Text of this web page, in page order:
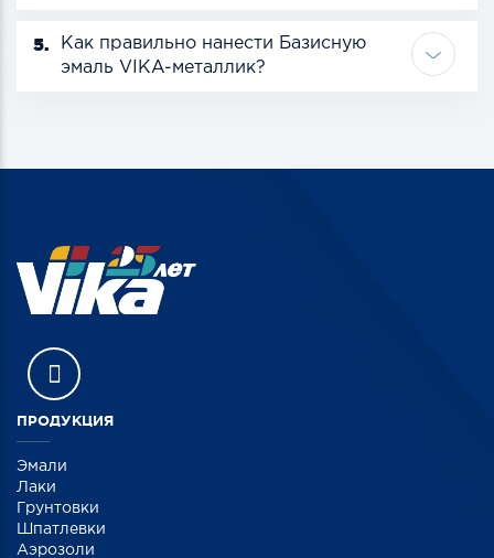
5.
Как правильно нанести Базисную
эмаль VIKA-металлик?
ПРОДУКЦИЯ
Эмали
Лаки
Грунтовки
Шпатлевки
Аэрозоли